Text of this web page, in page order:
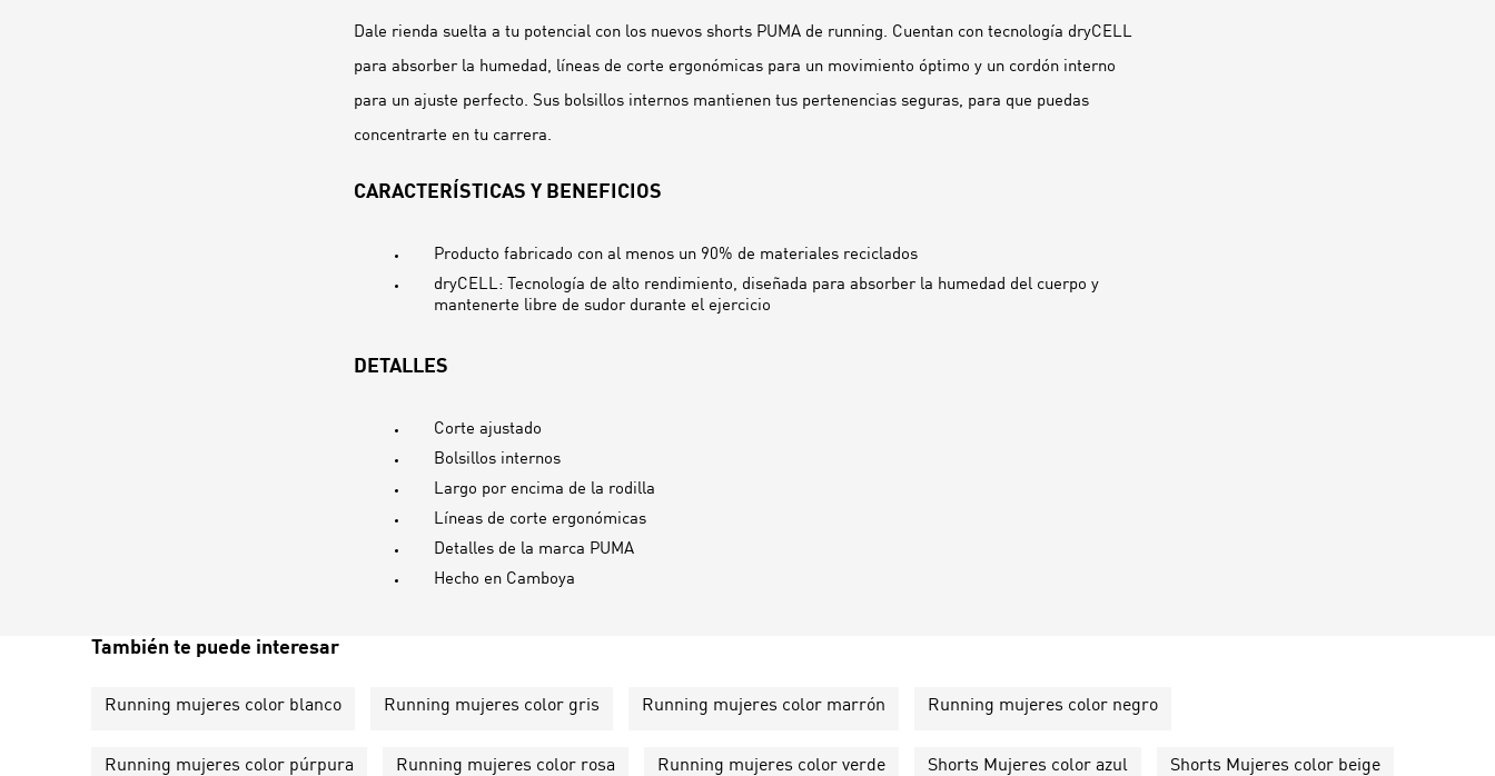
Dale rienda suelta a tu potencial con los nuevos shorts PUMA de running. Cuentan con tecnología dryCELL
para absorber la humedad, líneas de corte ergonómicas para un movimiento óptimo y un cordón interno
para un ajuste perfecto. Sus bolsillos internos mantienen tus pertenencias seguras, para que puedas
concentrarte en tu carrera.
CARACTERÍSTICAS Y BENEFICIOS
Producto fabricado con al menos un 90% de materiales reciclados
dryCELL: Tecnología de alto rendimiento, diseñada para absorber la humedad del cuerpo y
mantenerte libre de sudor durante el ejercicio
DETALLES
Corte ajustado
Bolsillos internos
Largo por encima de la rodilla
Líneas de corte ergonómicas
Detalles de la marca PUMA
Hecho en Camboya
También te puede interesar
Running mujeres color blanco Running mujeres color gris Running mujeres color marrón Running mujeres color negro
Running mujeres color púrpura Running mujeres color rosa Running mujeres color verde Shorts Mujeres color azul Shorts Mujeres color beige